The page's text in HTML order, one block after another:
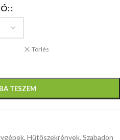
Törlés
TESZEM
, Hűtőszekrények, Szabadon